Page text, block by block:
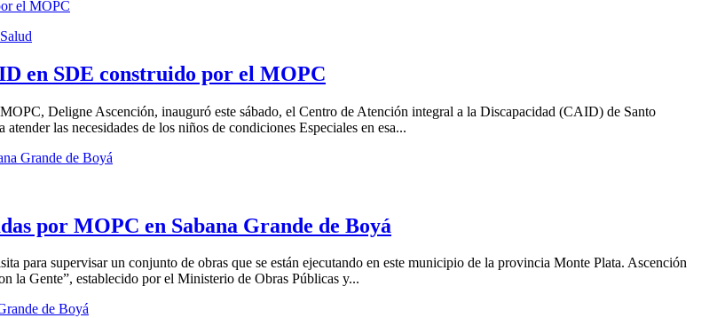
Salud
en SDE construido por el MOPC
Deligne Ascención, inauguró este sábado, el Centro de Atención integral a la Discapacidad (CAID) de Santo
las necesidades de los niños de condiciones Especiales en esa...
por MOPC en Sabana Grande de Boyá
para supervisar un conjunto de obras que se están ejecutando en este municipio de la provincia Monte Plata. Ascención
la Gente”, establecido por el Ministerio de Obras Públicas y...